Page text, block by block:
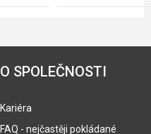
O SPOLEČNOSTI
Kariéra
FAQ - nejčastěji pokládané